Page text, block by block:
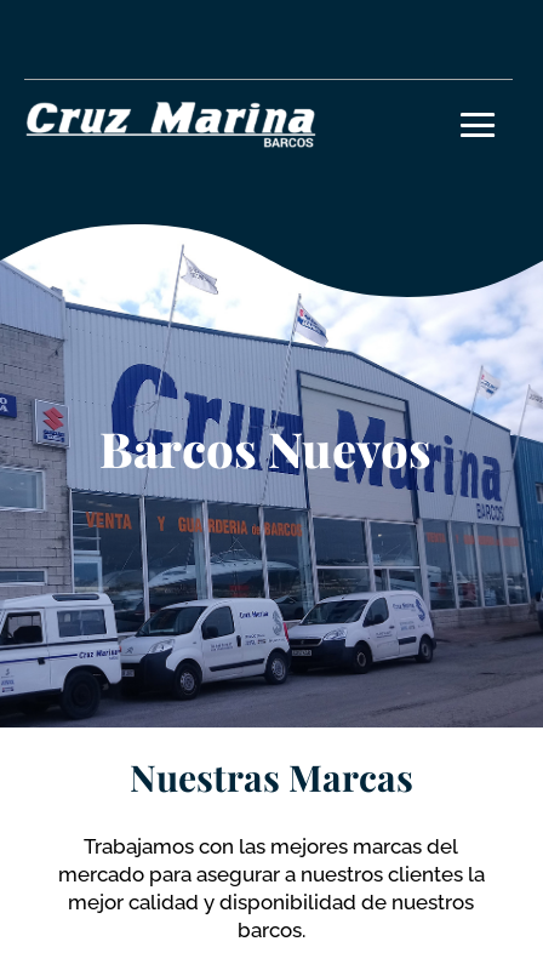
Barcos Nuevos
Nuestras Marcas
Trabajamos con las mejores marcas del
mercado para asegurar a nuestros clientes la
mejor calidad y disponibilidad de nuestros
barcos.